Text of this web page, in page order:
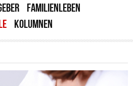
FAMILIENLEBEN
KOLUMNEN